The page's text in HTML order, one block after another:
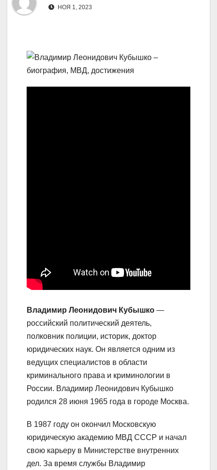
НОЯ 1, 2023
Владимир Леонидович Кубышко —
российский политический деятель,
полковник полиции, историк, доктор
юридических наук. Он является одним из
ведущих специалистов в области
криминального права и криминологии в
России. Владимир Леонидович Кубышко
родился 28 июня 1965 года в городе Москва.
В 1987 году он окончил Московскую
юридическую академию МВД СССР и начал
свою карьеру в Министерстве внутренних
дел. За время службы Владимир